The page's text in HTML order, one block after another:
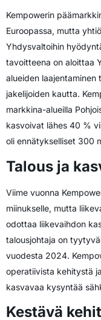
Kempowerin
Euroopassa, mutta
Yhdysvaltoihin
tavoitteena on aloittaa
alueiden
jakelijoiden kautta.
markkina-alueilla
kasvoivat lähes 40 %
oli ennätykselliset 300
Talous ja
Viime vuonna
miinukselle, mutta
odottaa liikevaihdon
talousjohtaja on
vuodesta 2024.
operatiivista kehitystä
kasvavaa kysyntää
Kestävä